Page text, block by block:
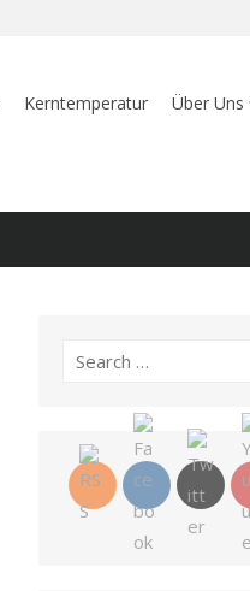
Kerntemperatur Über Uns
Search